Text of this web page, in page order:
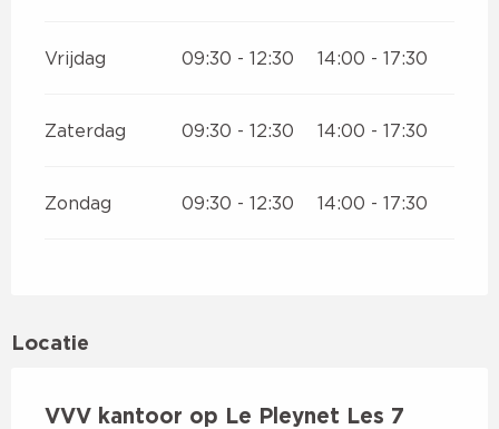
Vrijdag 09:30 - 12:30 14:00 - 17:30
Zaterdag 09:30 - 12:30 14:00 - 17:30
Zondag 09:30 - 12:30 14:00 - 17:30
Locatie
VVV kantoor op Le Pleynet Les 7